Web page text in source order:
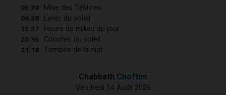
05:39 Mise des Téfilines
06:38 Lever du soleil
13:37 Heure de milieu du jour
20:36 Coucher du soleil
21:18 Tombée de la nuit
Chabbath Choftim
Vendredi 14 Août 2026